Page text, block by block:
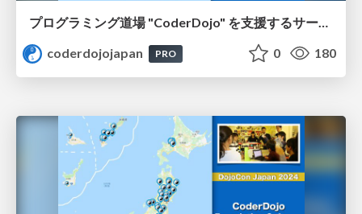
プログラミング道場 "CoderDojo" を支援するサーバー提供システム 『DojoPaaS』 / How DojoPaaS powers the CoderDojo community in Japan
coderdojojapan
PRO 0 180